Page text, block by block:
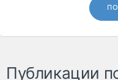
Публикации